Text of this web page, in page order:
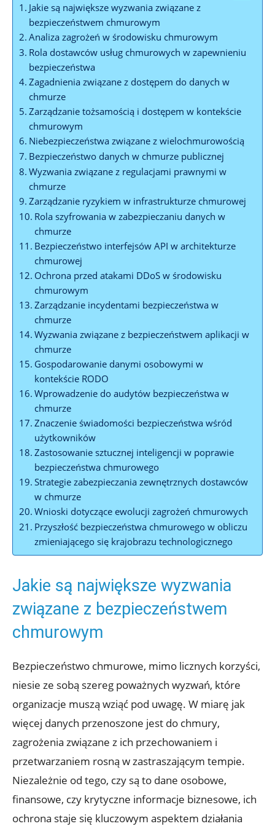
Jakie są największe wyzwania związane z
‍bezpieczeństwem chmurowym
Analiza zagrożeń w środowisku chmurowym
Rola ‌dostawców usług chmurowych w zapewnieniu
bezpieczeństwa
Zagadnienia związane ‌z dostępem do danych w
chmurze
Zarządzanie tożsamością i dostępem ⁢w kontekście
chmurowym
Niebezpieczeństwa​ związane ‌z wielochmurowością
Bezpieczeństwo danych w chmurze publicznej
Wyzwania związane z regulacjami prawnymi w
chmurze
Zarządzanie ryzykiem w infrastrukturze chmurowej
Rola szyfrowania⁢ w zabezpieczaniu danych⁢ w
chmurze
Bezpieczeństwo interfejsów API w architekturze
chmurowej
Ochrona przed atakami DDoS w środowisku
chmurowym
Zarządzanie incydentami bezpieczeństwa w
chmurze
Wyzwania związane z bezpieczeństwem aplikacji w
chmurze
Gospodarowanie danymi osobowymi⁢ w
kontekście RODO
Wprowadzenie do audytów bezpieczeństwa w
chmurze
Znaczenie świadomości ‍bezpieczeństwa wśród
użytkowników
Zastosowanie sztucznej inteligencji w poprawie
bezpieczeństwa⁢ chmurowego
Strategie zabezpieczania zewnętrznych dostawców⁢
w chmurze
Wnioski dotyczące ‌ewolucji‍ zagrożeń chmurowych
Przyszłość bezpieczeństwa chmurowego w obliczu
zmieniającego się krajobrazu technologicznego
Jakie są największe wyzwania
związane z ‍bezpieczeństwem
chmurowym
Bezpieczeństwo chmurowe, mimo licznych korzyści,
niesie ze sobą szereg poważnych wyzwań,⁢ które
organizacje muszą wziąć pod uwagę. W miarę jak
więcej danych⁣ przenoszone jest do chmury,
zagrożenia związane z ich przechowaniem i
przetwarzaniem rosną w zastraszającym tempie.
Niezależnie od tego, czy są to dane osobowe,
finansowe, ⁤czy krytyczne informacje ⁣biznesowe, ich
ochrona staje się kluczowym aspektem działania⁤